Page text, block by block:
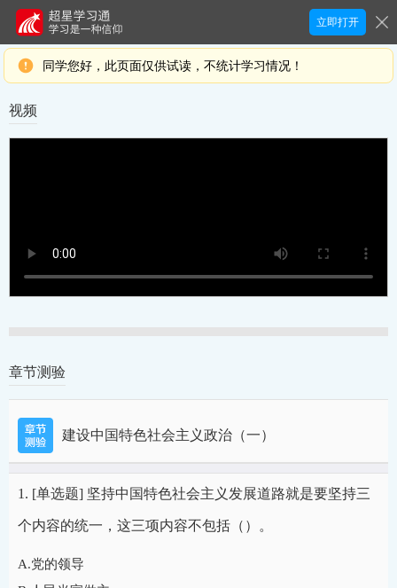
立即打开
同学您好，此页面仅供试读，不统计学习情况！
视频
章节测验